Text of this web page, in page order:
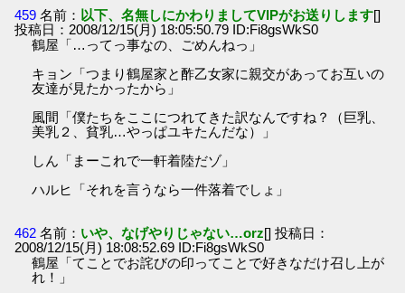
459 名前： 以下、名無しにかわりましてVIPがお送りします[]
投稿日：2008/12/15(月) 18:05:50.79 ID:Fi8gsWkS0
鶴屋「…ってっ事なの、ごめんねっ」
キョン「つまり鶴屋家と酢乙女家に親交があってお互いの
友達が見たかったから」
風間「僕たちをここにつれてきた訳なんですね？（巨乳、
美乳２、貧乳…やっぱユキたんだな）」
しん「まーこれで一軒着陸だゾ」
ハルヒ「それを言うなら一件落着でしょ」
462 名前： いや、なげやりじゃない…orz[] 投稿日：
2008/12/15(月) 18:08:52.69 ID:Fi8gsWkS0
鶴屋「てことでお詫びの印ってことで好きなだけ召し上が
れ！」